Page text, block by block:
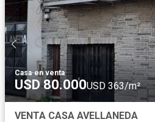
Casa·en venta
USD 80.000USD 363/m²
VENTA CASA AVELLANEDA